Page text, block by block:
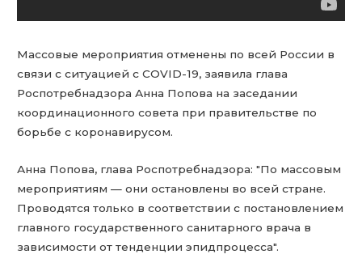
Массовые мероприятия отменены по всей России в
связи с ситуацией с COVID-19, заявила глава
Роспотребнадзора Анна Попова на заседании
координационного совета при правительстве по
борьбе с коронавирусом.
Анна Попова, глава Роспотребнадзора: "По массовым
мероприятиям — они остановлены во всей стране.
Проводятся только в соответствии с постановлением
главного государственного санитарного врача в
зависимости от тенденции эпидпроцесса".